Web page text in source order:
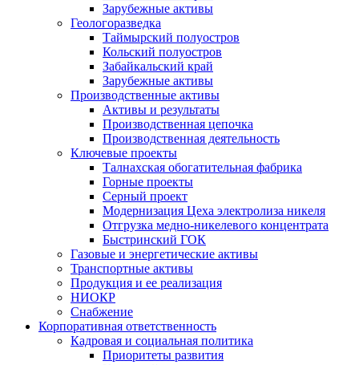
Зарубежные активы
Геологоразведка
Таймырский полуостров
Кольский полуостров
Забайкальский край
Зарубежные активы
Производственные активы
Активы и результаты
Производственная цепочка
Производственная деятельность
Ключевые проекты
Талнахская обогатительная фабрика
Горные проекты
Серный проект
Модернизация Цеха электролиза никеля
Отгрузка медно-никелевого концентрата
Быстринский ГОК
Газовые и энергетические активы
Транспортные активы
Продукция и ее реализация
НИОКР
Снабжение
Корпоративная ответственность
Кадровая и социальная политика
Приоритеты развития